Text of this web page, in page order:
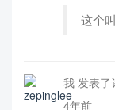
这个
我 发表了
4年前